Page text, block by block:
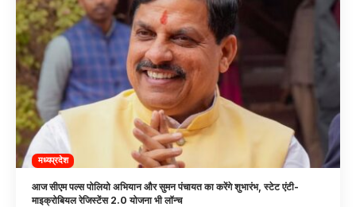
मध्यप्रदेश
आज सीएम पल्स पोलियो अभियान और सुमन पंचायत का करेंगे शुभारंभ, स्टेट एंटी-
माइक्रोबियल रेजिस्टेंस 2.0 योजना भी लॉन्च